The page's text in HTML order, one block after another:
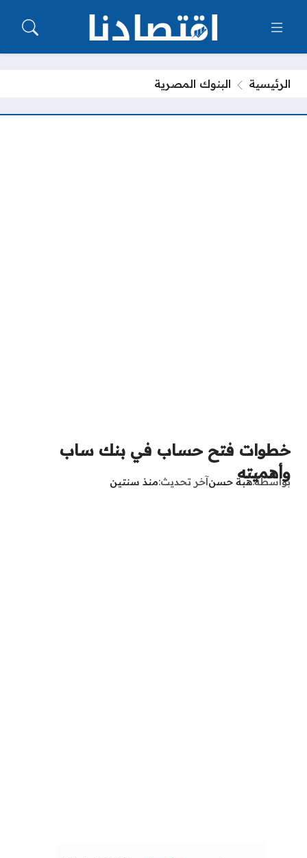
الرئيسية البنوك المصرية
خطوات فتح حساب في بنك ساب
وأهميته
بواسطةهبة حسنآخر تحديث منذ سنتين